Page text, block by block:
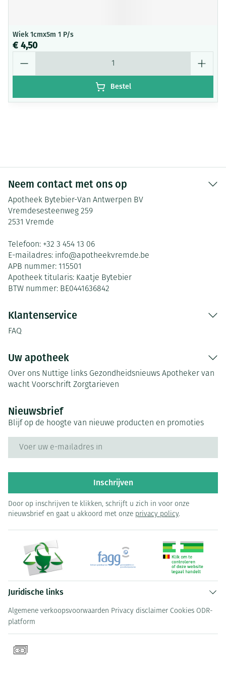
Wiek 1cmx5m 1 P/s
€ 4,50
Bestel
Neem contact met ons op
Apotheek Bytebier-Van Antwerpen BV
Vremdesesteenweg 259
2531 Vremde
Telefoon: +32 3 454 13 06
E-mailadres: info@apotheekvremde.be
APB nummer: 115501
Apotheek titularis: Kaatje Bytebier
BTW nummer: BE0441636842
Klantenservice
FAQ
Uw apotheek
Over ons Nuttige links Gezondheidsnieuws Apotheker van
wacht Voorschrift Zorgtarieven
Nieuwsbrief
Blijf op de hoogte van nieuwe producten en promoties
Inschrijven
Door op inschrijven te klikken, schrijft u zich in voor onze
nieuwsbrief en gaat u akkoord met onze privacy policy.
Juridische links
Algemene verkoopsvoorwaarden Privacy disclaimer Cookies ODR-
platform